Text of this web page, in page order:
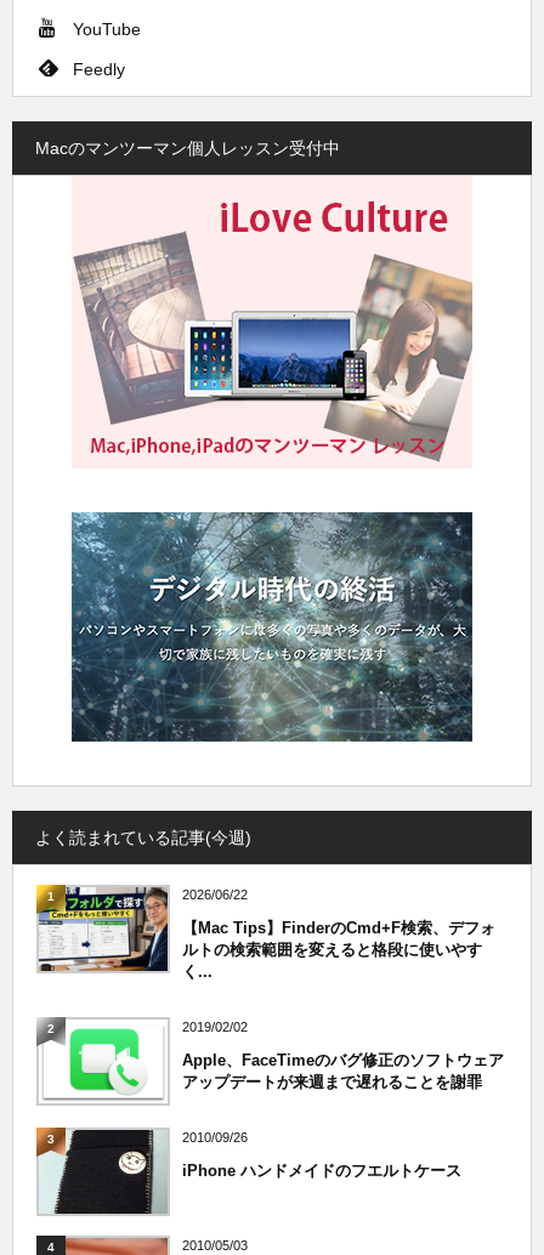
YouTube
Feedly
Macのマンツーマン個人レッスン受付中
よく読まれている記事(今週)
1 2026/06/22
【Mac Tips】FinderのCmd+F検索、デフォ
ルトの検索範囲を変えると格段に使いやす
く...
2 2019/02/02
Apple、FaceTimeのバグ修正のソフトウェア
アップデートが来週まで遅れることを謝罪
3 2010/09/26
iPhone ハンドメイドのフエルトケース
4 2010/05/03